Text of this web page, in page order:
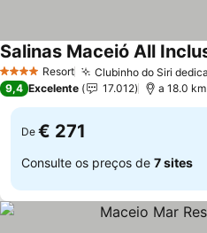
4 EstrelasResort Clubinho do Siri
Salinas Maceió All
9,4 Excelente 17.012 a 18.0
De € 271
Consulte os preços de 7 sites